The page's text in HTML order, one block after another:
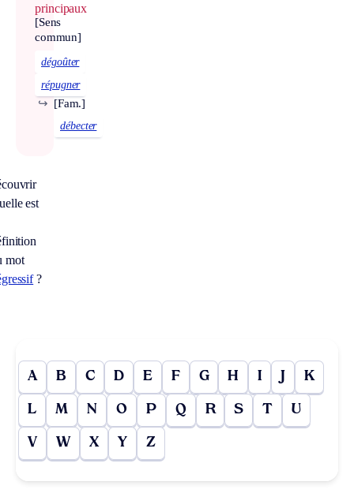
principaux
[Sens
commun]
dégoûter
répugner
[Fam.]
↪
débecter
est
mot
?
A B C D E F G H I J K
L M N O P Q R S T U
V W X Y Z